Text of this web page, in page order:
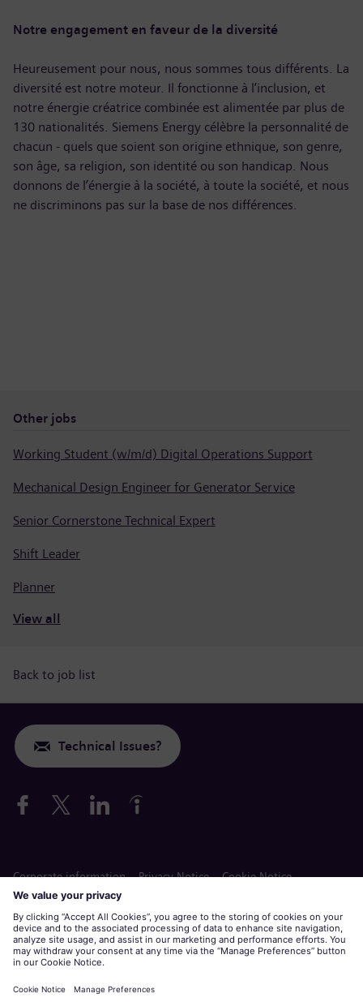
Notre engagement en faveur de la diversité
Heureusement pour nous, nous sommes tous différents. La
diversité est notre moteur. Il fonctionne à l’inclusion, et
notre énergie créatrice combinée est alimentée par plus de
130 nationalités. Siemens Energy célèbre la personnalité de
chacun - quels que soient son origine ethnique, son genre,
son âge, sa religion, son identité ou son handicap. Nous
donnons de l’énergie à la société, à toute la société, et nous
ne discriminons pas sur la base de nos différences.
Other jobs
Working Student (w/m/d) Digital Operations Support
Mechanical Design Engineer for Generator Service
Senior Cornerstone Technical Expert
Shift Leader
Planner
View all
Back to job list
Technical Issues?
Corporate information Privacy Notice
Cookie Notice
Terms of Use
Siemens Gamesa is a trademark licensed by Siemens AG.